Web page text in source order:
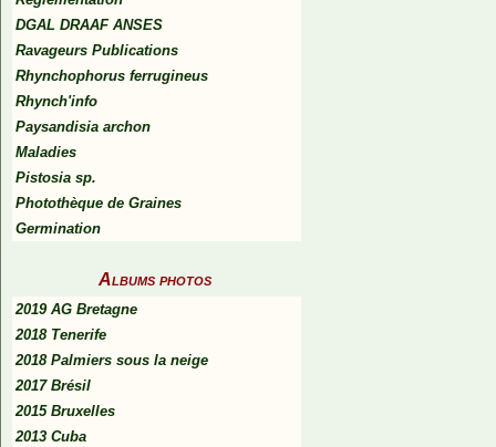
DGAL DRAAF ANSES
Ravageurs Publications
Rhynchophorus ferrugineus
Rhynch'info
Paysandisia archon
Maladies
Pistosia sp.
Photothèque de Graines
Germination
Albums photos
2019 AG Bretagne
2018 Tenerife
2018 Palmiers sous la neige
2017 Brésil
2015 Bruxelles
2013 Cuba